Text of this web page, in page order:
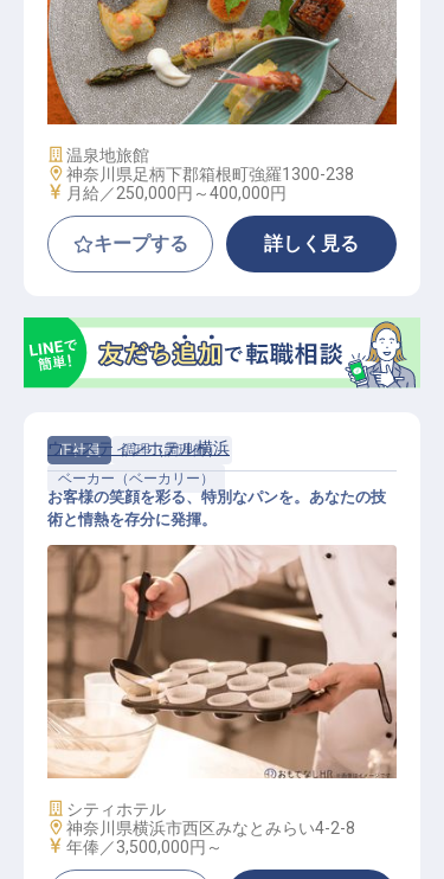
和食調理│未経験歓迎！／箱根の高
級宿で本格和食を学ぶ／寮2万
施設業態
温泉地旅館
勤務地
神奈川県足柄下郡箱根町強羅1300-238
給与
月給／250,000円～400,000円
キープする 詳しく見る
正社員
調理（調理師）
ベーカー（ベーカリー）
ベーカー（製パンスタッフ）
ウェスティンホテル横浜
お客様の笑顔を彩る、特別なパンを。あなたの技
術と情熱を存分に発揮。
施設業態
シティホテル
勤務地
神奈川県横浜市西区みなとみらい4-2-8
給与
年俸／3,500,000円～